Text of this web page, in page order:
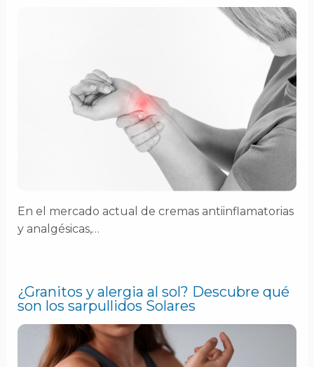
En el mercado actual de cremas antiinflamatorias
y analgésicas,…
¿Granitos y alergia al sol? Descubre qué
son los sarpullidos Solares